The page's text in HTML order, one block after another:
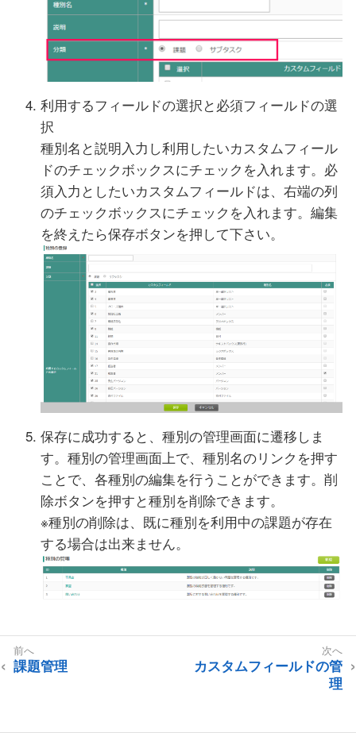
利用するフィールドの選択と必須フィールドの選
択
種別名と説明入力し利用したいカスタムフィール
ドのチェックボックスにチェックを入れます。必
須入力としたいカスタムフィールドは、右端の列
のチェックボックスにチェックを入れます。編集
を終えたら保存ボタンを押して下さい。
保存に成功すると、種別の管理画面に遷移しま
す。種別の管理画面上で、種別名のリンクを押す
ことで、各種別の編集を行うことができます。削
除ボタンを押すと種別を削除できます。
※種別の削除は、既に種別を利用中の課題が存在
する場合は出来ません。
課題管理
カスタムフィールドの管
理